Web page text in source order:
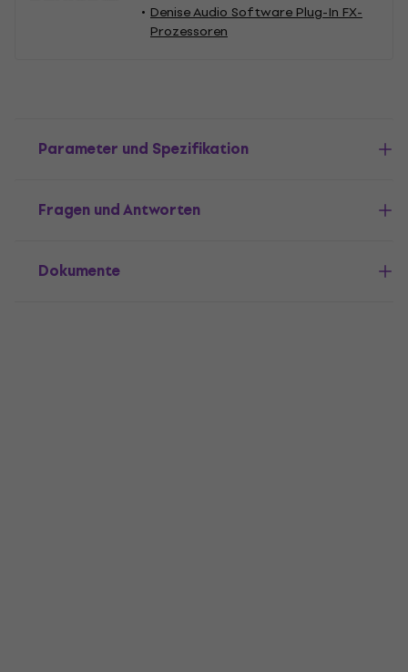
Denise Audio Software Plug-In FX-
Prozessoren
Parameter und Spezifikation
Fragen und Antworten
Dokumente